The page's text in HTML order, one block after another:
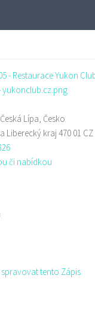
Lípa, Česko
Liberecký kraj470 01 CZ
či nabídkou
spravovat tento Zápis